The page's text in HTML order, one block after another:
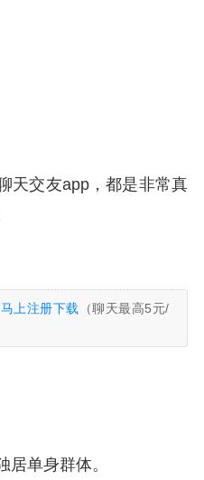
天交友app，都是非常真
上注册下载
（聊天最高5元/
居单身群体。